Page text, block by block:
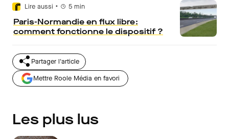
Lire aussi • 5 min
Paris-Normandie en flux libre :
comment fonctionne le dispositif ?
Partager l'article
Mettre Roole Média en favori
Les plus lus